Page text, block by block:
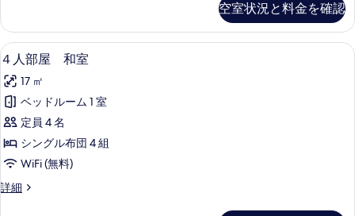
の
す
べ
て
の
写
真
を
表
ド
ミ
ト
ー
の
詳
細
空室状況と料金を確認
４
人
部
屋
和
室
す
４人部屋 和室 | 遮光カーテン、防音
5
４人部屋 和室
17 ㎡
ベッドルーム 1 室
定員 4 名
シングル布団 4 組
WiFi (無料)
詳細
４